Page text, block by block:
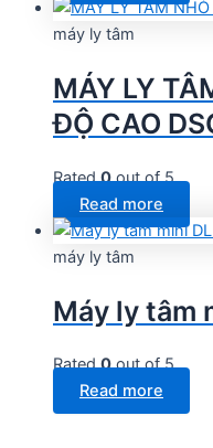
máy ly tâm
MÁY LY
ĐỘ CAO
Rated0out of 5
Read more
máy ly tâm
Máy ly tâm
Rated0out of 5
Read more